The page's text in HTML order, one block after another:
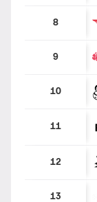
8
9
10
11
12
13